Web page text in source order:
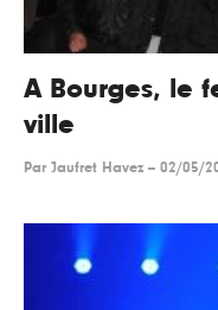
A Bourges, le
ville
Par Jaufret Havez -- 02/05/